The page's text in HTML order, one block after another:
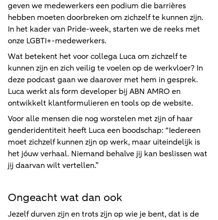
geven we medewerkers een podium die barrières
hebben moeten doorbreken om zichzelf te kunnen zijn.
In het kader van Pride-week, starten we de reeks met
onze LGBTI+-medewerkers.
Wat betekent het voor collega Luca om zichzelf te
kunnen zijn en zich veilig te voelen op de werkvloer? In
deze podcast gaan we daarover met hem in gesprek.
Luca werkt als form developer bij ABN AMRO en
ontwikkelt klantformulieren en tools op de website.
Voor alle mensen die nog worstelen met zijn of haar
genderidentiteit heeft Luca een boodschap: “Iedereen
moet zichzelf kunnen zijn op werk, maar uiteindelijk is
het jóuw verhaal. Niemand behalve jij kan beslissen wat
jij daarvan wilt vertellen.”
Ongeacht wat dan ook
Jezelf durven zijn en trots zijn op wie je bent, dat is de